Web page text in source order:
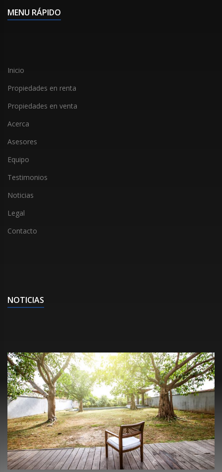
MENU RÁPIDO
Inicio
Propiedades en renta
Propiedades en venta
Acerca
Asesores
Equipo
Testimonios
Noticias
Legal
Contacto
NOTICIAS